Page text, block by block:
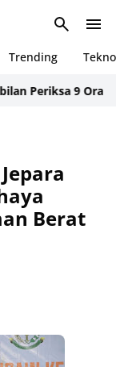
Trending Tekno
9 Orang
Berat